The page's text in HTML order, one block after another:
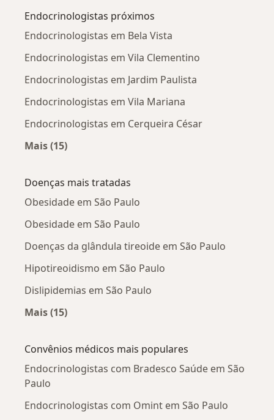
Endocrinologistas próximos
Endocrinologistas em Bela Vista
Endocrinologistas em Vila Clementino
Endocrinologistas em Jardim Paulista
Endocrinologistas em Vila Mariana
Endocrinologistas em Cerqueira César
Mais (15)
Doenças mais tratadas
Obesidade em São Paulo
Obesidade em São Paulo
Doenças da glândula tireoide em São Paulo
Hipotireoidismo em São Paulo
Dislipidemias em São Paulo
Mais (15)
Convênios médicos mais populares
Endocrinologistas com Bradesco Saúde em São
Paulo
Endocrinologistas com Omint em São Paulo